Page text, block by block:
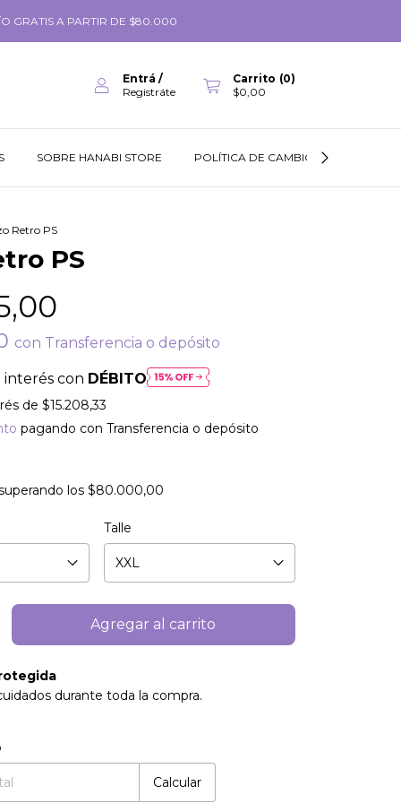
GRATIS A PARTIR DE $80.000
Entrá /
Registráte
Carrito (0)
$0,00
SOBRE HANABI STORE POLÍTICA DE CAMBIOS
Retro PS
PS
con Transferencia o depósito
interés con DÉBITO
de $15.208,33
pagando con Transferencia o depósito
los$80.000,00
Talle
durante toda la compra.
Calcular